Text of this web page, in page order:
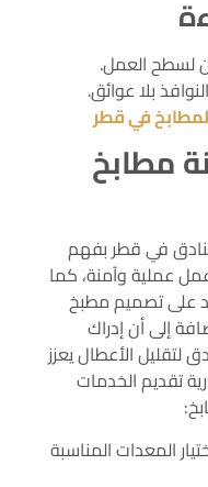
لسطح العمل.
بلا عوائق.
في قطر
مطابخ
في قطر بفهم
عملية وآمنة، كما
على تصميم مطبخ
إلى أن إدراك
لتقليل الأعطال يعزز
تقديم الخدمات
المعدات المناسبة